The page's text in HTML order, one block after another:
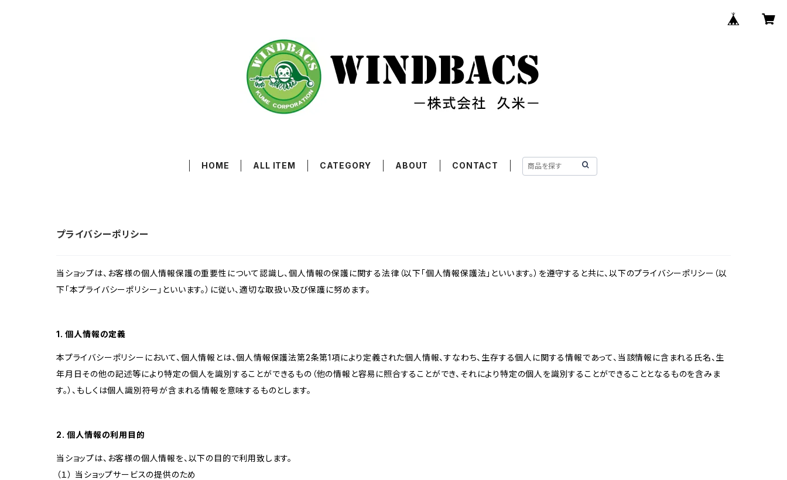
HOME ALL ITEM CATEGORY ABOUT CONTACT
プライバシーポリシー
当ショップは、お客様の個人情報保護の重要性について認識し、個人情報の保護に関する法律（以下「個人情報保護法」といいます。）を遵守すると共に、以下のプライバシーポリシー（以
下「本プライバシーポリシー」といいます。）に従い、適切な取扱い及び保護に努めます。
1. 個人情報の定義
本プライバシーポリシーにおいて、個人情報とは、個人情報保護法第2条第1項により定義された個人情報、すなわち、生存する個人に関する情報であって、当該情報に含まれる氏名、生
年月日その他の記述等により特定の個人を識別することができるもの（他の情報と容易に照合することができ、それにより特定の個人を識別することができることとなるものを含みま
す。）、もしくは個人識別符号が含まれる情報を意味するものとします。
2. 個人情報の利用目的
当ショップは、お客様の個人情報を、以下の目的で利用致します。
（１） 当ショップサービスの提供のため